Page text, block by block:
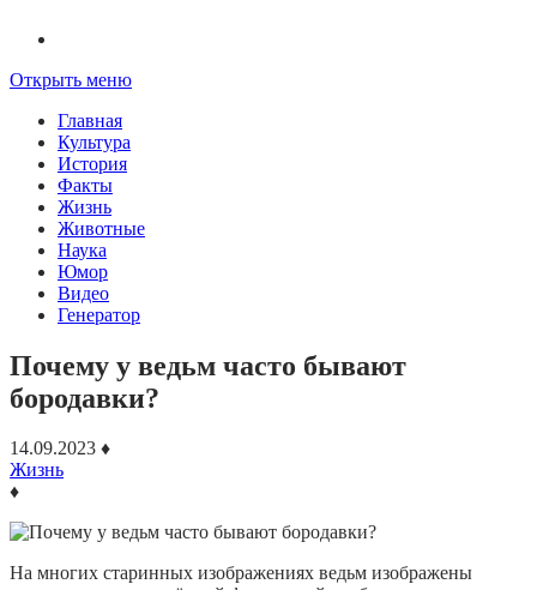
Открыть меню
Главная
Культура
История
Факты
Жизнь
Животные
Наука
Юмор
Видео
Генератор
Почему у ведьм часто бывают
бородавки?
14.09.2023 ♦
Жизнь
♦
На многих старинных изображениях ведьм изображены